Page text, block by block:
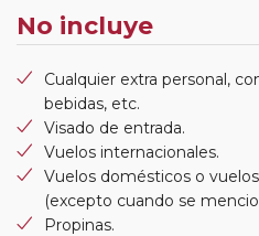
No incluye
Cualquier extra personal,
bebidas, etc.
Visado de entrada.
Vuelos internacionales.
Vuelos domésticos o
(excepto cuando se
Propinas.